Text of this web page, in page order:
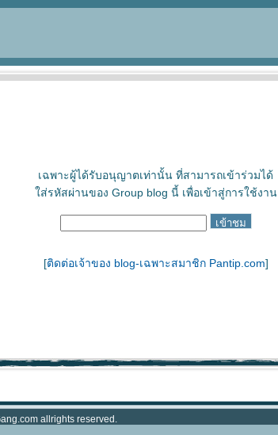
เฉพาะผู้ได้รับอนุญาตเท่านั้น ที่สามารถเข้าร่วมได้
ใส่รหัสผ่านของ Group blog นี้ เพื่อเข้าสู่การใช้งาน
[ติดต่อเจ้าของ blog-เฉพาะสมาชิก Pantip.com]
allrights reserved.